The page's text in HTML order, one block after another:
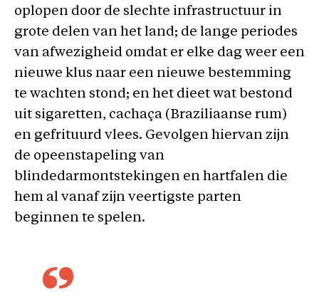
oplopen door de slechte infrastructuur in
grote delen van het land; de lange periodes
van afwezigheid omdat er elke dag weer een
nieuwe klus naar een nieuwe bestemming
te wachten stond; en het dieet wat bestond
uit sigaretten, cachaça (Braziliaanse rum)
en gefrituurd vlees. Gevolgen hiervan zijn
de opeenstapeling van
blindedarmontstekingen en hartfalen die
hem al vanaf zijn veertigste parten
beginnen te spelen.